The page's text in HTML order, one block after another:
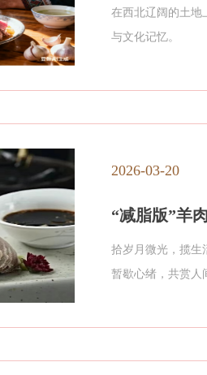
在西北辽阔的土地
与文化记忆。
2026-03-20
“减脂版”羊
拾岁月微光，揽生
暂歇心绪，共赏人